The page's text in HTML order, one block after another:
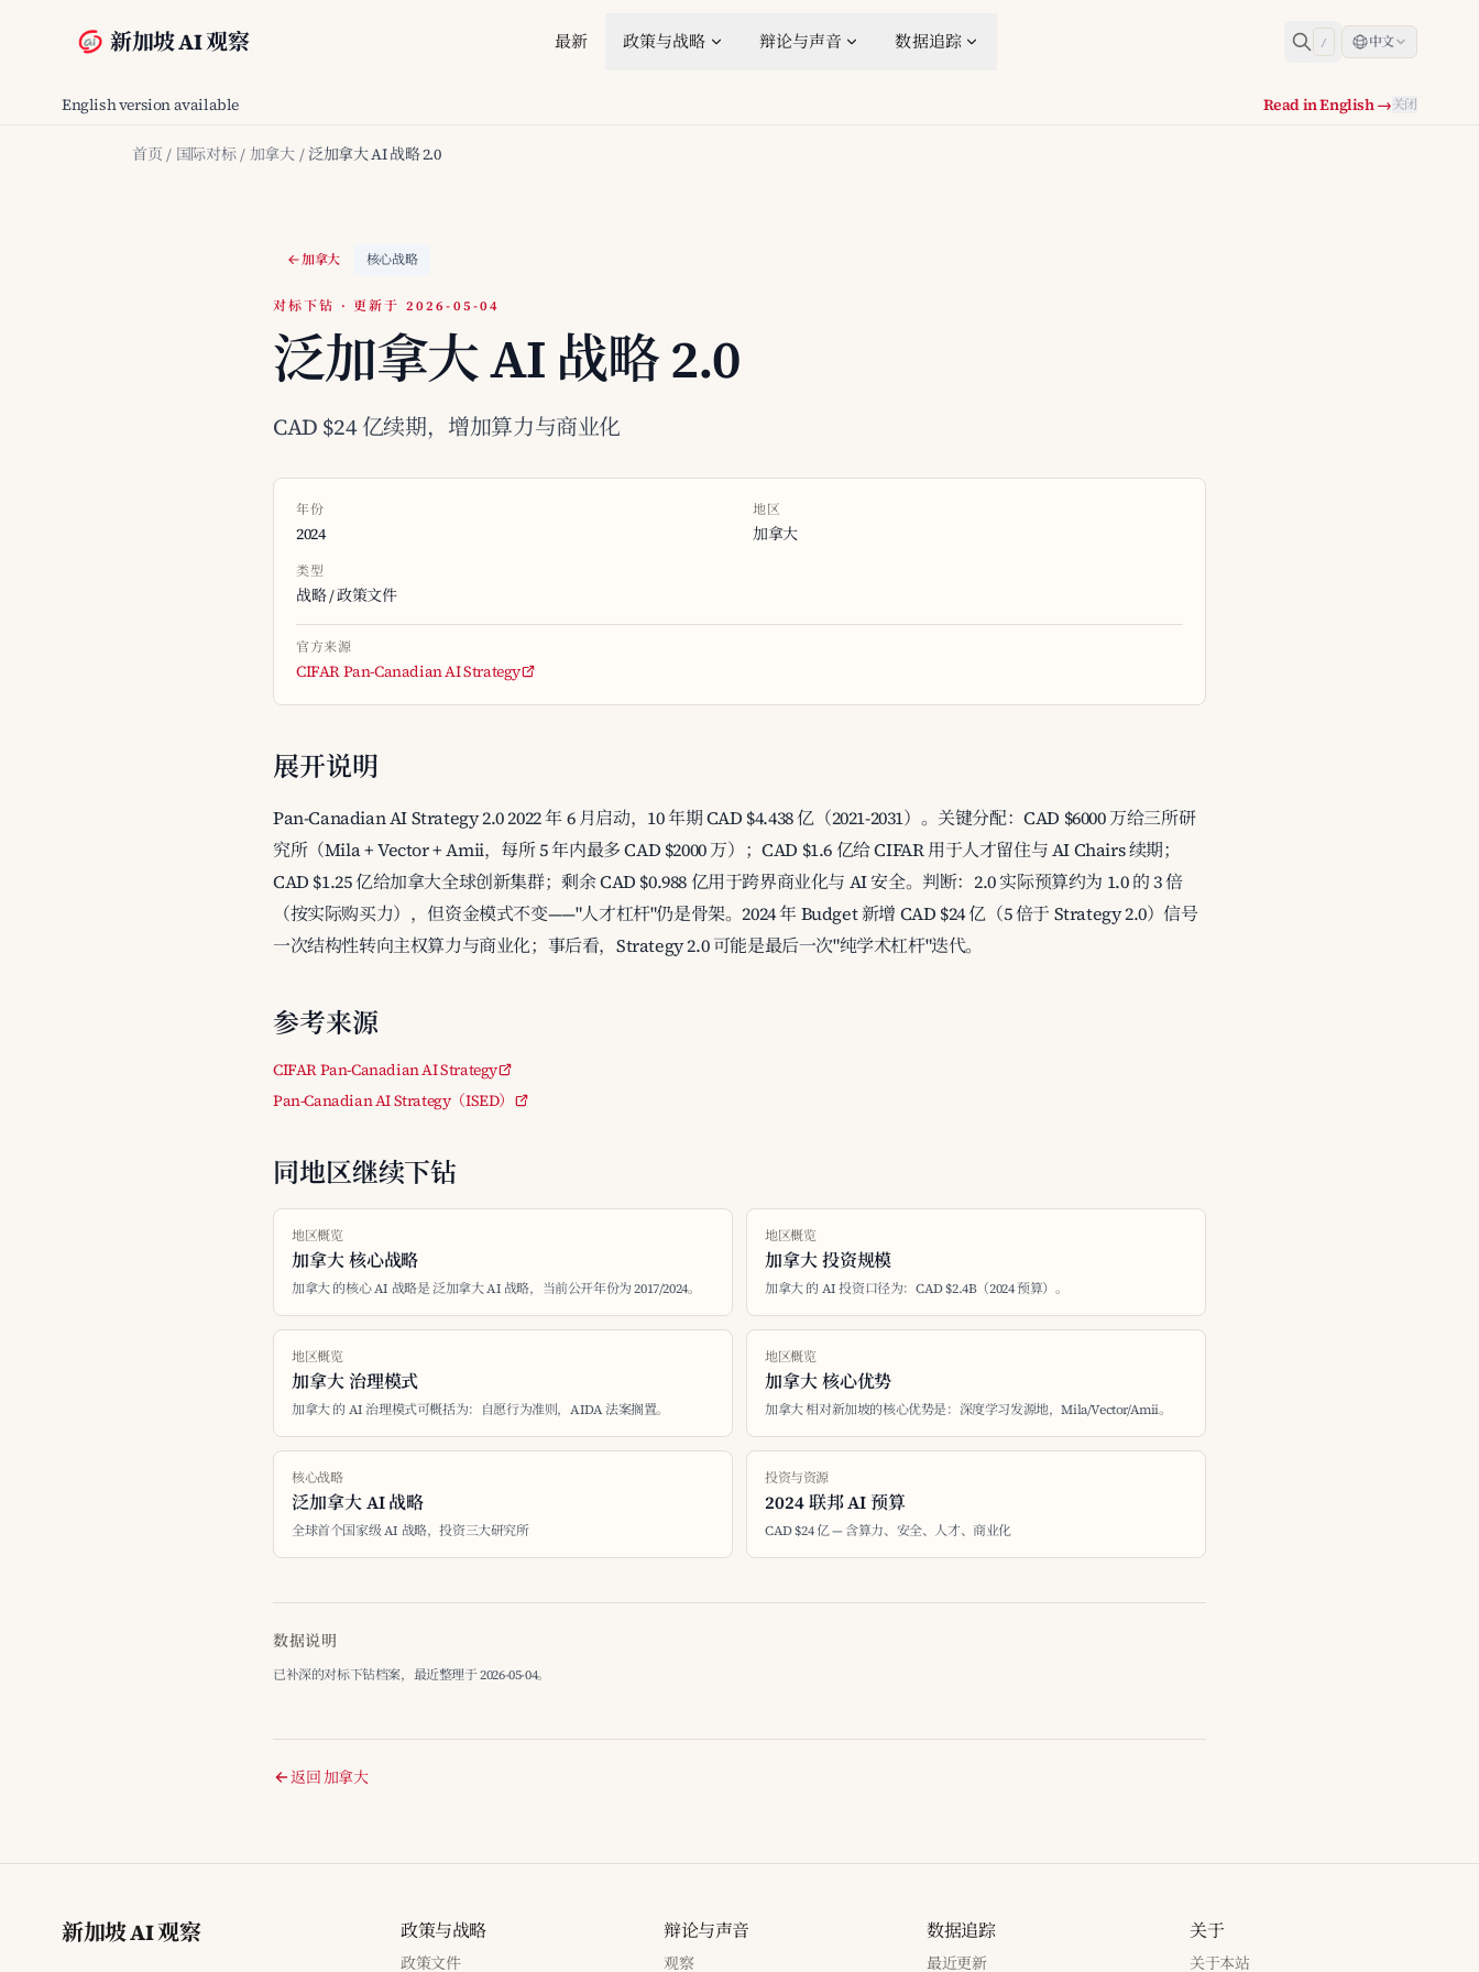
新加坡 AI 观察 最新 政策与战略 辩论与声音 数据追踪 / 中文
English version available Read in English →关闭
首页 / 国际对标 / 加拿大 / 泛加拿大 AI 战略 2.0
加拿大 核心战略
对标下钻 · 更新于 2026-05-04
泛加拿大 AI 战略 2.0
CAD $24 亿续期，增加算力与商业化
年份
2024
地区
加拿大
类型
战略 / 政策文件
官方来源
CIFAR Pan-Canadian AI Strategy
展开说明
Pan-Canadian AI Strategy 2.0 2022 年 6 月启动，10 年期 CAD $4.438 亿（2021-2031）。关键分配：CAD $6000 万给三所研
究所（Mila + Vector + Amii，每所 5 年内最多 CAD $2000 万）；CAD $1.6 亿给 CIFAR 用于人才留住与 AI Chairs 续期；
CAD $1.25 亿给加拿大全球创新集群；剩余 CAD $0.988 亿用于跨界商业化与 AI 安全。判断：2.0 实际预算约为 1.0 的 3 倍
（按实际购买力），但资金模式不变——"人才杠杆"仍是骨架。2024 年 Budget 新增 CAD $24 亿（5 倍于 Strategy 2.0）信号
一次结构性转向主权算力与商业化；事后看，Strategy 2.0 可能是最后一次"纯学术杠杆"迭代。
参考来源
CIFAR Pan-Canadian AI Strategy
Pan-Canadian AI Strategy（ISED）
同地区继续下钻
地区概览
加拿大 核心战略
加拿大 的核心 AI 战略是 泛加拿大 AI 战略，当前公开年份为 2017/2024。
地区概览
加拿大 投资规模
加拿大 的 AI 投资口径为：CAD $2.4B（2024 预算）。
地区概览
加拿大 治理模式
加拿大 的 AI 治理模式可概括为：自愿行为准则，AIDA 法案搁置。
地区概览
加拿大 核心优势
加拿大 相对新加坡的核心优势是：深度学习发源地，Mila/Vector/Amii。
核心战略
泛加拿大 AI 战略
全球首个国家级 AI 战略，投资三大研究所
投资与资源
2024 联邦 AI 预算
CAD $24 亿 — 含算力、安全、人才、商业化
数据说明
已补深的对标下钻档案，最近整理于 2026-05-04。
返回 加拿大
新加坡 AI 观察 政策与战略
政策文件
辩论与声音
观察
数据追踪
最近更新
关于
关于本站